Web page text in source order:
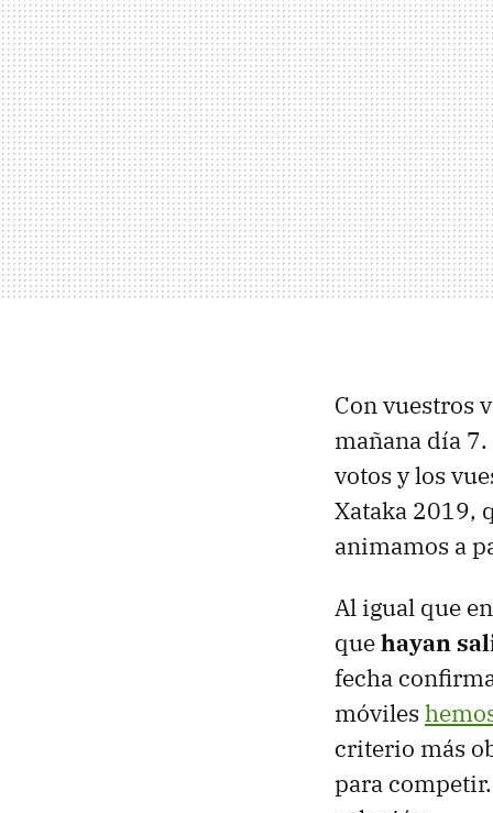
Con vuestros
mañana día
votos y los
Xataka 2019,
animamos a
Al igual que
quehayan
fecha
móviles
criterio más
para